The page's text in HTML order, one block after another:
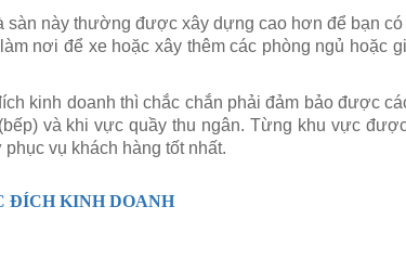
này thường được xây dựng cao hơn để bạn có
nơi để xe hoặc xây thêm các phòng ngủ hoặc
kinh doanh thì chắc chắn phải đảm bảo được
và khi vực quầy thu ngân. Từng khu vực
vụ khách hàng tốt nhất.
ĐÍCH KINH DOANH